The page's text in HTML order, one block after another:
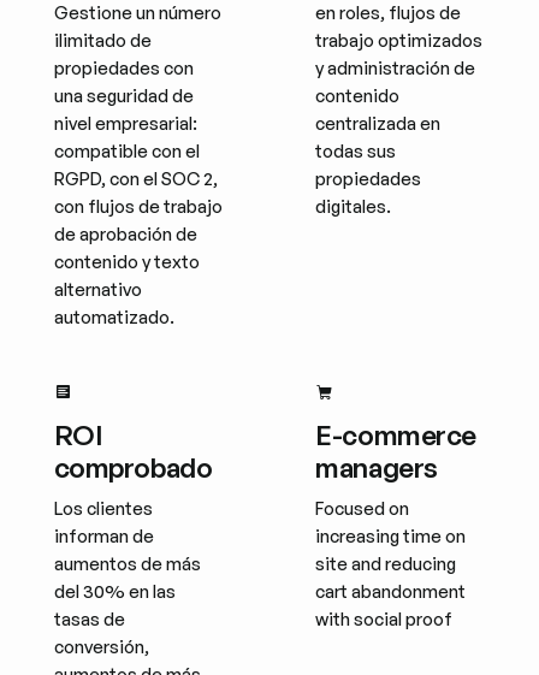
Gestione un número
ilimitado de
propiedades con
una seguridad de
nivel empresarial:
compatible con el
RGPD, con el SOC 2,
con flujos de trabajo
de aprobación de
contenido y texto
alternativo
automatizado.
en roles, flujos de
trabajo optimizados
y administración de
contenido
centralizada en
todas sus
propiedades
digitales.
ROI
comprobado
Los clientes
informan de
aumentos de más
del 30% en las
tasas de
conversión,
E-commerce
managers
Focused on
increasing time on
site and reducing
cart abandonment
with social proof